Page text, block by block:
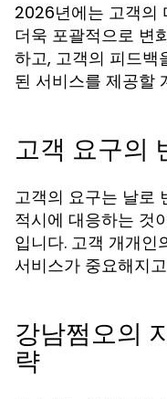
2026년에는 고객의
더욱 포괄적으로 변
하고, 고객의 피드백
된 서비스를 제공할
고객 요구의
고객의 요구는 날로
적시에 대응하는 것
입니다. 고객 개개인
서비스가 중요해지
강남쩜오의
략